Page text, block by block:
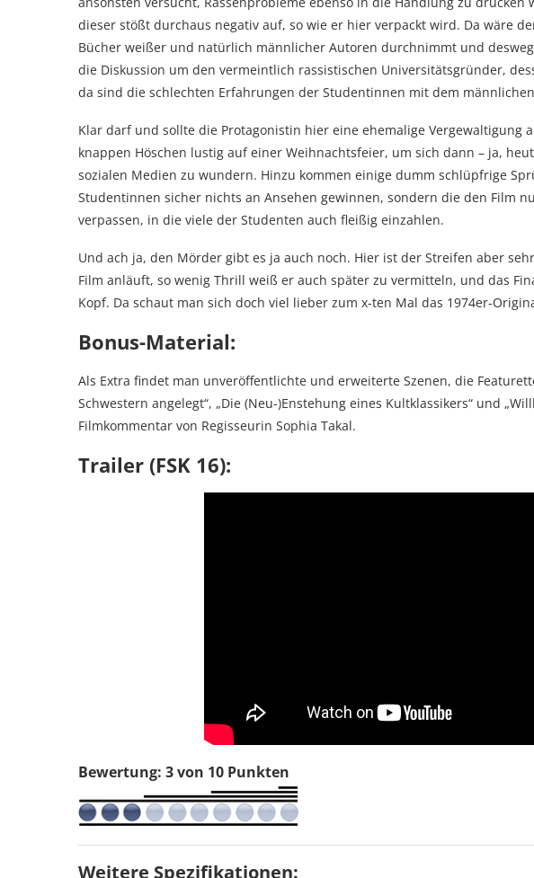
dieser stößt durchaus negativ auf, so wie er hier verpackt wird. Da wäre
Bücher weißer und natürlich männlicher Autoren durchnimmt und
die Diskussion um den vermeintlich rassistischen Universitätsgründer,
da sind die schlechten Erfahrungen der Studentinnen mit dem
Klar darf und sollte die Protagonistin hier eine ehemalige Vergewaltigung
knappen Höschen lustig auf einer Weihnachtsfeier, um sich dann – ja,
sozialen Medien zu wundern. Hinzu kommen einige dumm schlüpfrige
Studentinnen sicher nichts an Ansehen gewinnen, sondern die den Film
verpassen, in die viele der Studenten auch fleißig einzahlen.
Und ach ja, den Mörder gibt es ja auch noch. Hier ist der Streifen aber
Film anläuft, so wenig Thrill weiß er auch später zu vermitteln, und das
Kopf. Da schaut man sich doch viel lieber zum x-ten Mal das 1974er-
Bonus-Material:
Als Extra findet man unveröffentlichte und erweiterte Szenen, die
Schwestern angelegt“, „Die (Neu-)Enstehung eines Kultklassikers“ und
Filmkommentar von Regisseurin Sophia Takal.
Trailer (FSK 16):
Bewertung: 3 von 10 Punkten
Weitere Spezifikationen: